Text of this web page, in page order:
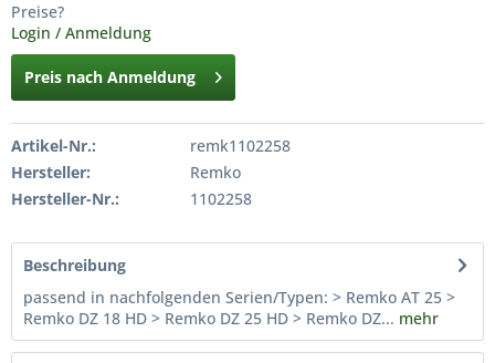
Preise?
Login / Anmeldung
Preis nach Anmeldung
Artikel-Nr.:
remk1102258
Hersteller:
Remko
Hersteller-Nr.:
1102258
Beschreibung
passend in nachfolgenden Serien/Typen: > Remko AT 25 >
Remko DZ 18 HD > Remko DZ 25 HD > Remko DZ... mehr